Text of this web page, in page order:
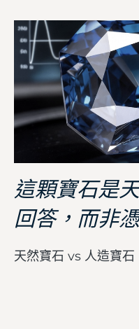
這顆寶石是
回答，而非
天然寶石 vs 人造寶石